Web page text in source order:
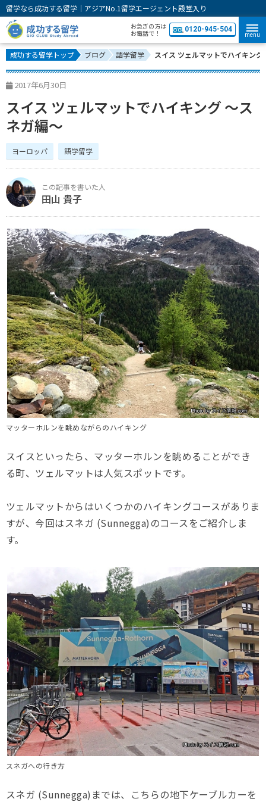
留学なら成功する留学｜アジアNo.1留学エージェント殿堂入り
お急ぎの方は
お電話で！
0120-945-504
menu
成功する留学トップ ブログ 語学留学 スイス ツェルマットでハイキング
2017年6月30日
スイス ツェルマットでハイキング 〜ス
ネガ編〜
ヨーロッパ 語学留学
田山 貴子
マッターホルンを眺めながらのハイキング
スイスといったら、マッターホルンを眺めることができ
る町、ツェルマットは人気スポットです。
ツェルマットからはいくつかのハイキングコースがありま
すが、今回はスネガ (Sunnegga)のコースをご紹介しま
す。
スネガへの行き方
スネガ (Sunnegga)までは、こちらの地下ケーブルカーを